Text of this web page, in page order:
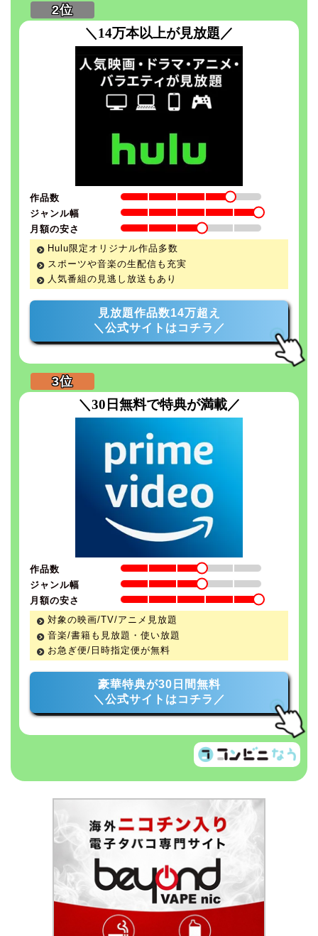
＼14万本以上が見放題／
作品数
ジャンル幅
月額の安さ
Hulu限定オリジナル作品多数
スポーツや音楽の生配信も充実
人気番組の見逃し放送もあり
見放題作品数14万超え
＼公式サイトはコチラ／
＼30日無料で特典が満載／
作品数
ジャンル幅
月額の安さ
対象の映画/TV/アニメ見放題
音楽/書籍も見放題・使い放題
お急ぎ便/日時指定便が無料
豪華特典が30日間無料
＼公式サイトはコチラ／